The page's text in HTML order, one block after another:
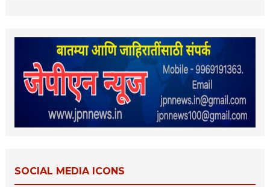
SOCIAL MEDIA ICONS